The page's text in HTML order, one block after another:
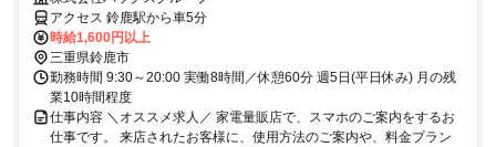
アクセス 鈴鹿駅から車5分
時給1,600円以上
三重県鈴鹿市
勤務時間 9:30～20:00 実働8時間／休憩60分 週5日(平日休み) 月の残
業10時間程度
仕事内容 ＼オススメ求人／ 家電量販店で、スマホのご案内をするお
仕事です。 来店されたお客様に、使用方法のご案内や、料金プラン